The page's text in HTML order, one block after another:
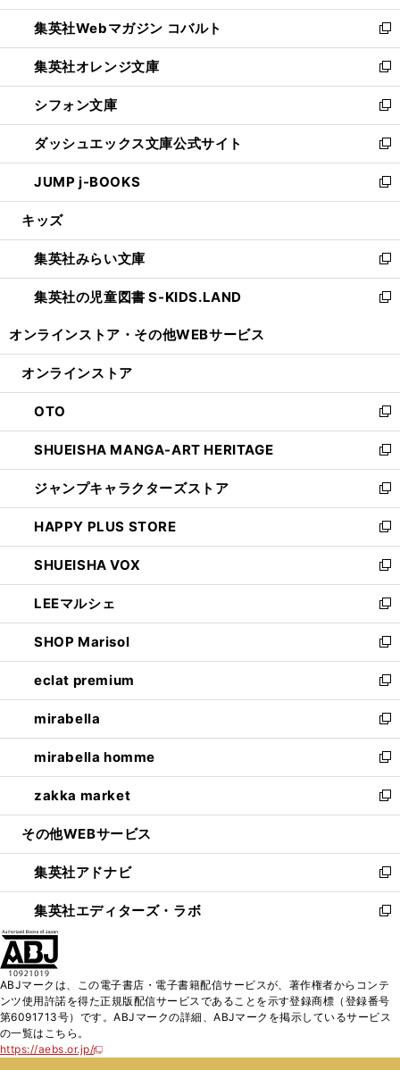
開
く
ウ
で
開
く
ン
ド
ウ
で
開
く
ウ
ィ
ン
ド
ウ
で
開
く
集英社Webマガジン コバルト
新
し
い
ウ
ィ
ン
ド
ウ
で
開
集英社オレンジ文庫
新
し
い
ウ
ィ
ン
ド
ウ
開
く
シフォン文庫
新
し
い
ウ
ィ
ン
ウ
で
開
く
ダッシュエックス文庫公式サイト
新
し
い
ウ
ン
ド
ウ
で
JUMP j-BOOKS
新
し
ウ
ィ
ン
ド
開
キッズ
集英社みらい文庫
新
し
い
ン
ウ
で
開
く
集英社の児童図書 S-KIDS.LAND
新
ウ
ン
ド
ウ
で
開
く
オンラインストア・ その他WEBサービス
オンラインストア
OTO
新
し
い
ウ
ィ
ン
ド
ウ
で
開
く
SHUEISHA MANGA-ART HERITAGE
新
し
い
ウ
ィ
ン
ド
ウ
で
開
く
ジャンプキャラクターズストア
新
し
い
ウ
ィ
ン
ド
ウ
で
開
く
HAPPY PLUS STORE
新
し
い
ウ
ィ
ン
ド
ウ
で
開
く
SHUEISHA VOX
新
し
い
ウ
ィ
ン
ド
ウ
で
開
く
LEEマルシェ
新
し
い
ウ
ィ
ン
ド
ウ
で
開
く
SHOP Marisol
新
し
い
ウ
ィ
ン
ド
ウ
で
開
eclat premium
新
し
い
ウ
ィ
ン
ド
ウ
開
く
mirabella
新
し
い
ウ
ィ
ン
ウ
で
開
く
mirabella homme
新
し
い
ウ
ン
ド
ウ
で
zakka market
新
し
ウ
ィ
ン
ド
く
その他WEBサービス
集英社アドナビ
新
し
い
ド
ウ
で
集英社エディターズ・ラボ
新
ィ
ン
ド
ABJマークは、この電子書店・電子書籍配信サービスが、著作権者からコンテ
ンツ使用許諾を得た正規版配信サービスであることを示す登録商標（登録番号
第6091713号）です。ABJマークの詳細、ABJマークを掲示しているサービス
の一覧はこちら。
https://aebs.or.jp/
新